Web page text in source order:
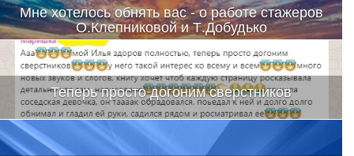
Мне хотелось обнять вас - о работе стажеров
О.Клепниковой и Т.Добудько
Теперь просто догоним сверстников